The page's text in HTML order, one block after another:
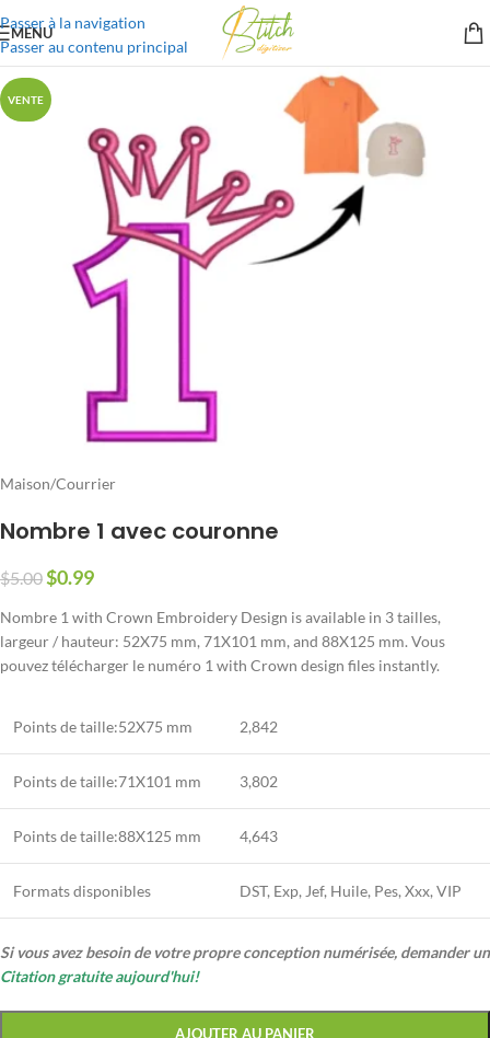
Passer à la navigation
Passer au contenu principal
MENU
VENTE
Maison/Courrier
Nombre 1 avec couronne
$5.00$0.99
Nombre 1 with Crown Embroidery Design is available in 3 tailles,
largeur / hauteur: 52X75 mm, 71X101 mm, and 88X125 mm. Vous
pouvez télécharger le numéro 1 with Crown design files instantly.
Points de taille:52X75 mm 2,842
Points de taille:71X101 mm 3,802
Points de taille:88X125 mm 4,643
Formats disponibles DST, Exp, Jef, Huile, Pes, Xxx, VIP
Si vous avez besoin de votre propre conception numérisée, demander un
Citation gratuite aujourd'hui!
AJOUTER AU PANIER